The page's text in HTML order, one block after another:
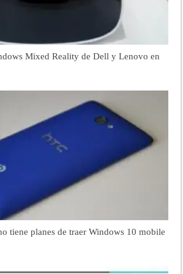
Mixed Reality de Dell y Lenovo en
tiene planes de traer Windows 10 mobile